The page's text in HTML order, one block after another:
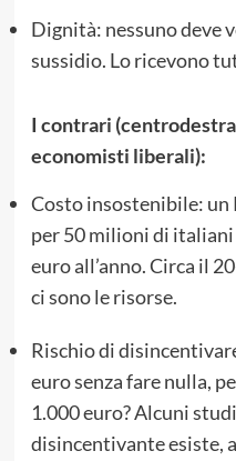
Dignità: nessuno deve
sussidio. Lo ricevono
I contrari
economisti liberali):
Costo insostenibile: un
per 50 milioni di
euro all’anno. Circa il
ci sono le risorse.
Rischio di
euro senza fare nulla,
1.000 euro? Alcuni
disincentivante esiste,